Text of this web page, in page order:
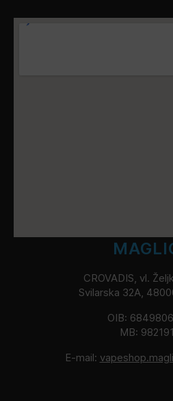
CROVADIS, vl.
Svilarska 32A,
OIB:
MB:
E-mail: